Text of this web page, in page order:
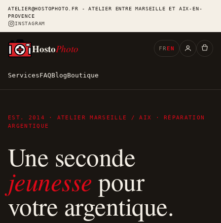
ATELIER@HOSTOPHOTO.FR - ATELIER ENTRE MARSEILLE ET AIX-EN-
PROVENCE
INSTAGRAM
ServicesFAQBlogBoutique
HostoPhoto FR EN
EST. 2014 · ATELIER MARSEILLE / AIX · RÉPARATION
ARGENTIQUE
Une seconde
jeunesse pour
votre argentique.